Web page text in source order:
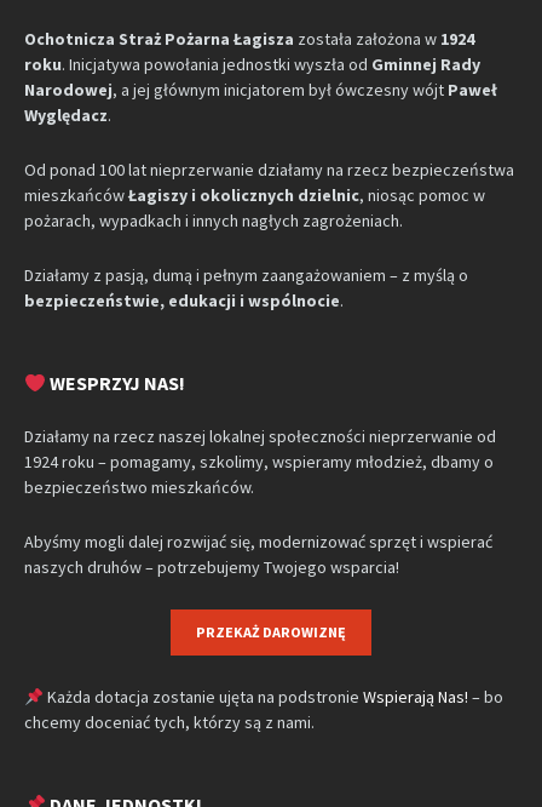
Ochotnicza Straż Pożarna Łagisza została założona w 1924
roku. Inicjatywa powołania jednostki wyszła od Gminnej Rady
Narodowej, a jej głównym inicjatorem był ówczesny wójt Paweł
Wyględacz.
Od ponad 100 lat nieprzerwanie działamy na rzecz bezpieczeństwa
mieszkańcówŁagiszy i okolicznych dzielnic, niosąc pomoc w
pożarach, wypadkach i innych nagłych zagrożeniach.
Działamy z pasją, dumą i pełnym zaangażowaniem – z myślą o
bezpieczeństwie, edukacji i wspólnocie.
WESPRZYJ NAS!
Działamy na rzecz naszej lokalnej społeczności nieprzerwanie od
1924 roku – pomagamy, szkolimy, wspieramy młodzież, dbamy o
bezpieczeństwo mieszkańców.
Abyśmy mogli dalej rozwijać się, modernizować sprzęt i wspierać
naszych druhów – potrzebujemy Twojego wsparcia!
PRZEKAŻ DAROWIZNĘ
Każda dotacja zostanie ujęta na podstronie Wspierają Nas! – bo
chcemy doceniać tych, którzy są z nami.